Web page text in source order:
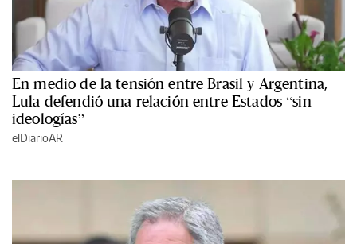
En medio de la tensión entre Brasil y Argentina,
Lula defendió una relación entre Estados “sin
ideologías”
elDiarioAR